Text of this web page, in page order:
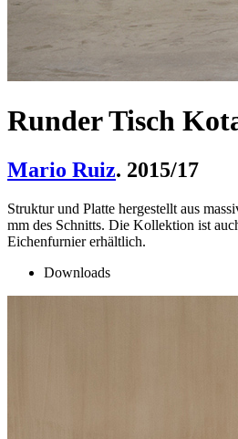
Runder Tisch
Mario Ruiz. 2015/17
Struktur und Platte hergestellt aus
mm des Schnitts. Die Kollektion ist
Eichenfurnier erhältlich.
Downloads